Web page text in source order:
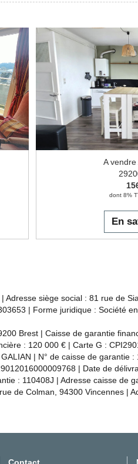
A
dont 8%
En
Adresse siège social : 81 rue de
| Forme juridique : Société
Brest | Caisse de garantie
: 120 000 € | Carte G :
| N° de caisse de garantie :
| Date de
: 110408J | Adresse caisse de
de Colman, 94300 Vincennes |